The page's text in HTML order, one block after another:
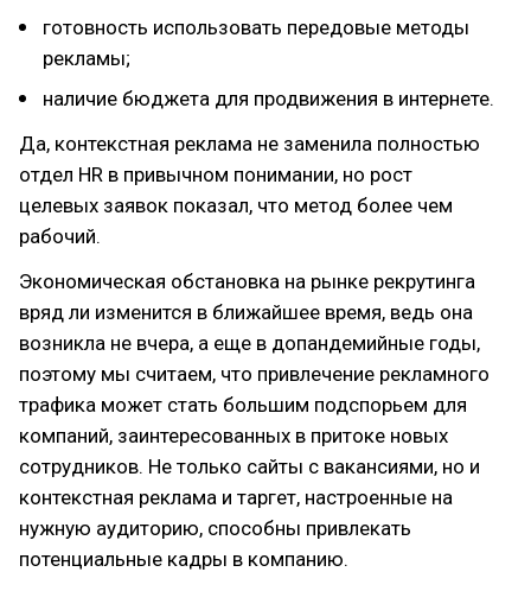
готовность использовать передовые методы
рекламы;
наличие бюджета для продвижения в интернете.
Да, контекстная реклама не заменила полностью
отдел HR в привычном понимании, но рост
целевых заявок показал, что метод более чем
рабочий.
Экономическая обстановка на рынке рекрутинга
вряд ли изменится в ближайшее время, ведь она
возникла не вчера, а еще в допандемийные годы,
поэтому мы считаем, что привлечение рекламного
трафика может стать большим подспорьем для
компаний, заинтересованных в притоке новых
сотрудников. Не только сайты с вакансиями, но и
контекстная реклама и таргет, настроенные на
нужную аудиторию, способны привлекать
потенциальные кадры в компанию.